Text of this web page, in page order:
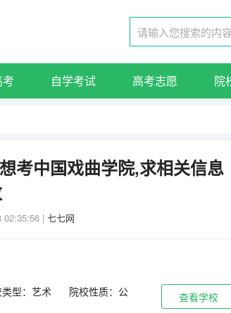
自学考试 高考志愿 院
考中国戏曲学院,求相关信息
02:35:56 | 七七网
类型：艺术
院校性质：公
查看学校